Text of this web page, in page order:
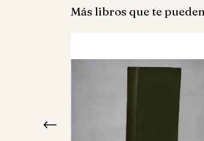
Más libros que te